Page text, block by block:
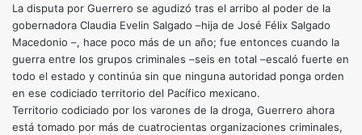
La disputa por Guerrero se agudizó tras el arribo al poder de la
gobernadora Claudia Evelin Salgado –hija de José Félix Salgado
Macedonio –, hace poco más de un año; fue entonces cuando la
guerra entre los grupos criminales –seis en total –escaló fuerte en
todo el estado y continúa sin que ninguna autoridad ponga orden
en ese codiciado territorio del Pacífico mexicano.
Territorio codiciado por los varones de la droga, Guerrero ahora
está tomado por más de cuatrocientas organizaciones criminales,